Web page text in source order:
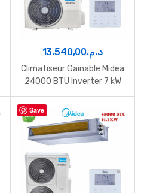
د.م.13.540,00
Climatiseur Gainable Midea
24000 BTU Inverter 7 kW
Save